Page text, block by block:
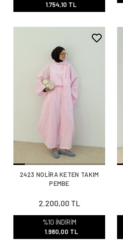
1.754,10 TL
2423 NOLİRA KETEN TAKIM
PEMBE
2.200,00 TL
%10 İNDİRİM
1.980,00 TL